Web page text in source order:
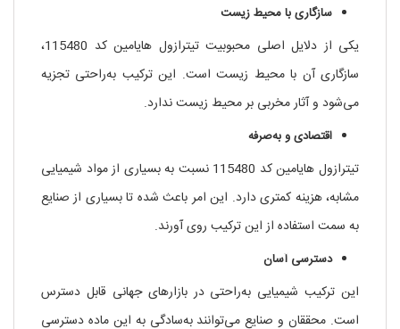
سازگاری با محیط زیست
یکی از دلایل اصلی محبوبیت تیترازول هایامین کد 115480،
سازگاری آن با محیط زیست است. این ترکیب به‌راحتی تجزیه
می‌شود و آثار مخربی بر محیط زیست ندارد.
اقتصادی و به‌صرفه
تیترازول هایامین کد 115480 نسبت به بسیاری از مواد شیمیایی
مشابه، هزینه کمتری دارد. این امر باعث شده تا بسیاری از صنایع
به سمت استفاده از این ترکیب روی آورند.
دسترسی آسان
این ترکیب شیمیایی به‌راحتی در بازارهای جهانی قابل دسترس
است. محققان و صنایع می‌توانند به‌سادگی به این ماده دسترسی